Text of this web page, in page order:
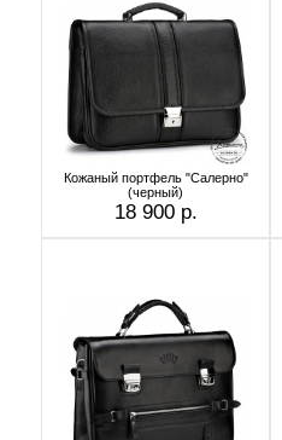
Кожаный портфель "Салерно"
(черный)
18 900 р.